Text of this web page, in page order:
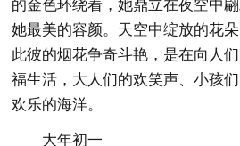
的金色环绕着，她鼎立在夜空中
她最美的容颜。天空中绽放的花
此彼的烟花争奇斗艳，是在向人
福生活，大人们的欢笑声、小孩
欢乐的海洋。
大年初一